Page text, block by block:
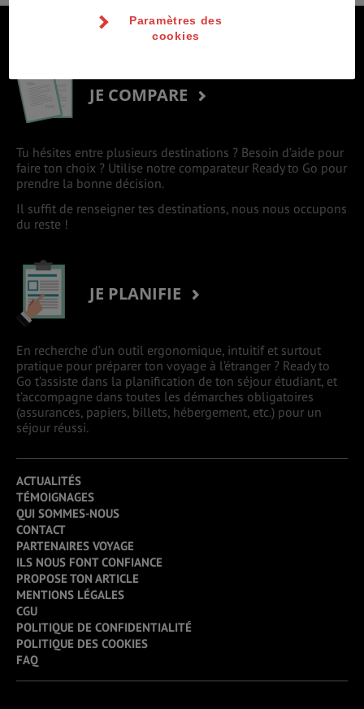
S'inscrire à la newsletter
JE COMPARE
Tu hésites entre plusieurs destinations ? Besoin d’aide pour
faire ton choix ? Utilise notre comparateur Ready to Go pour
prendre la bonne décision.
Il suffit de renseigner tes destinations, nous nous occupons
du reste !
JE PLANIFIE
En recherche d’un outil ergonomique, intuitif et surtout
pratique pour préparer ton voyage à l’étranger ? Ready to
Go t’assiste dans la planification de ton séjour étudiant, et
t’accompagne dans toutes les démarches obligatoires
(assurances, papiers, billets, hébergement, etc.) pour un
séjour réussi.
ACTUALITÉS
TÉMOIGNAGES
QUI SOMMES-NOUS
CONTACT
PARTENAIRES VOYAGE
ILS NOUS FONT CONFIANCE
PROPOSE TON ARTICLE
MENTIONS LÉGALES
CGU
POLITIQUE DE CONFIDENTIALITÉ
POLITIQUE DES COOKIES
FAQ
Paramètres des
cookies